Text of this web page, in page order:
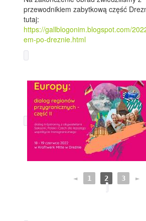
przewodnikiem zabytkową część
tutaj:
https://gallblogonim.blogspot.com/
em-po-dreznie.html
◄ 1 2 3 ►